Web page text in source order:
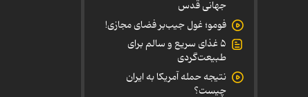
جهانی قدس
فومو؛ غول جیب‌بر فضای مجازی!
۵ غذای سریع و سالم برای
طبیعت‌گردی
نتیجه حمله آمریکا به ایران
چیست؟